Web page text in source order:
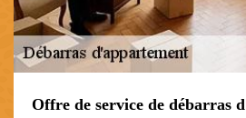
Offre de service de débarras